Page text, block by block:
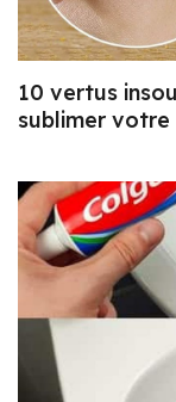
10 vertus
sublimer